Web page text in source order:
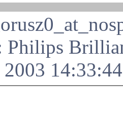
Philips
2003